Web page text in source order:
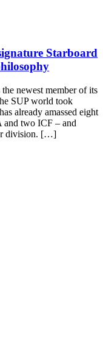
Starboard
newest member of its
SUP world took
already amassed eight
and two ICF – and
division. […]